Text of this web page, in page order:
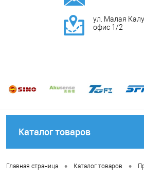
ул. Малая
офис 1/2
Каталог товаров
Главная страница • Каталог товаров •